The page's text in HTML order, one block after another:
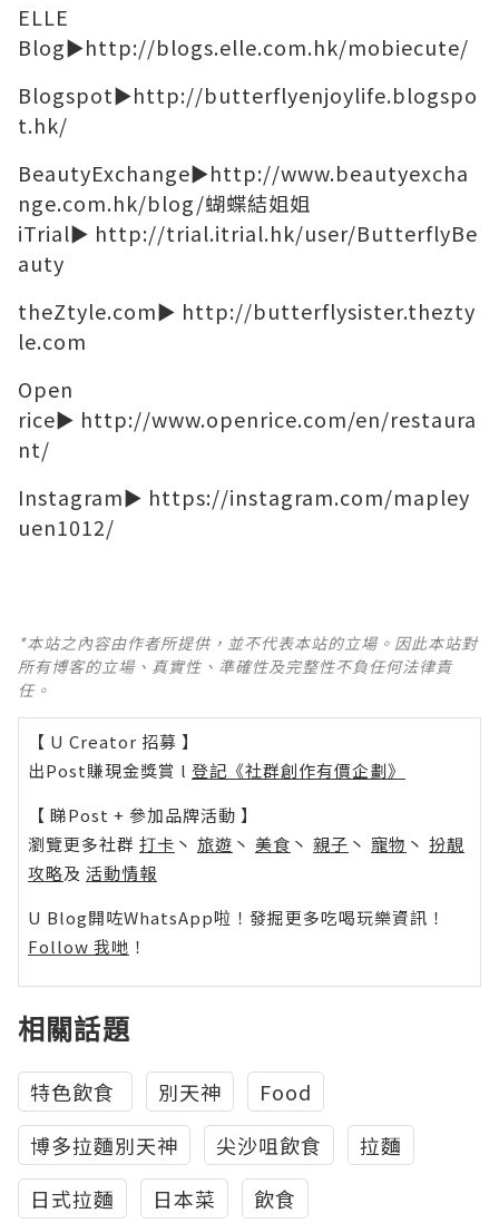
ELLE
Blog►http://blogs.elle.com.hk/mobiecute/
Blogspot►http://butterflyenjoylife.blogspo
t.hk/
BeautyExchange►http://www.beautyexcha
nge.com.hk/blog/蝴蝶結姐姐
iTrial► http://trial.itrial.hk/user/ButterflyBe
auty
theZtyle.com► http://butterflysister.thezty
le.com
Open
rice► http://www.openrice.com/en/restaura
nt/
Instagram► https://instagram.com/mapley
uen1012/
*本站之內容由作者所提供，並不代表本站的立場。因此本站對
所有博客的立場、真實性、準確性及完整性不負任何法律責
任。
【 U Creator 招募 】
出Post賺現金獎賞 l 登記《社群創作有價企劃》
【 睇Post + 參加品牌活動 】
瀏覽更多社群 打卡 丶 旅遊 丶 美食 丶 親子 丶 寵物 丶 扮靚
攻略及 活動情報
U Blog開咗WhatsApp啦！發掘更多吃喝玩樂資訊！
Follow 我哋 ！
相關話題
‎特色飲食‬ ‪ 別天神
Food
博多拉麵別天神‬
尖沙咀飲食
拉麵
日式拉麵
日本菜
飲食